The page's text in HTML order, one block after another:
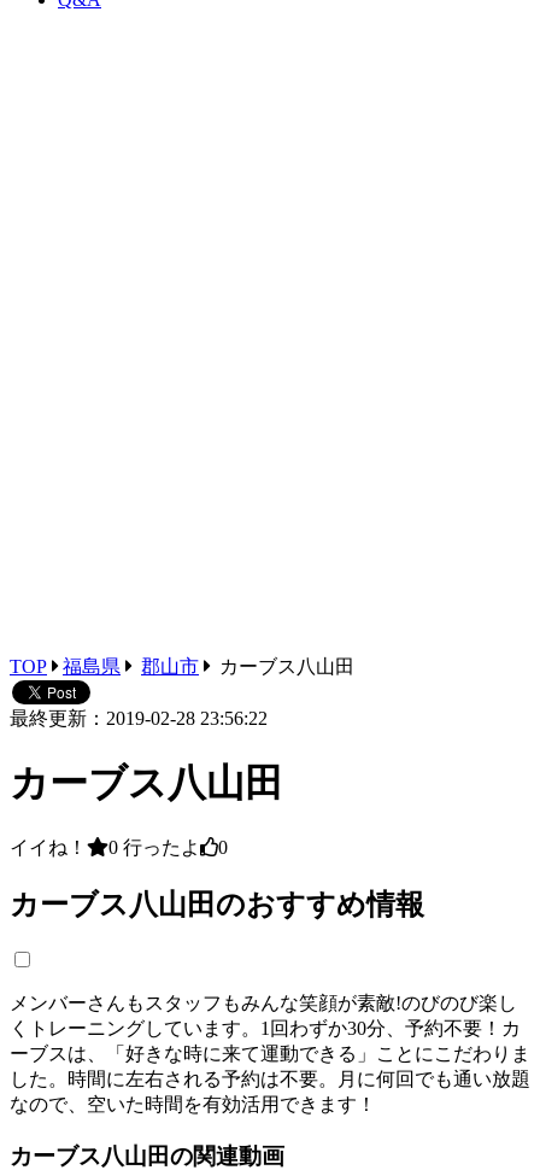
TOP 福島県 郡山市 カーブス八山田
最終更新：2019-02-28 23:56:22
カーブス八山田
イイね！ 0 行ったよ 0
カーブス八山田のおすすめ情報
メンバーさんもスタッフもみんな笑顔が素敵!のびのび楽し
くトレーニングしています。1回わずか30分、予約不要！カ
ーブスは、「好きな時に来て運動できる」ことにこだわりま
した。時間に左右される予約は不要。月に何回でも通い放題
なので、空いた時間を有効活用できます！
カーブス八山田の関連動画